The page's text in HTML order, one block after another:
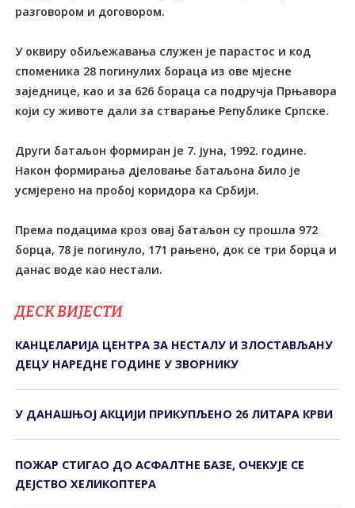
разговором и договором.
У оквиру обиљежавања служен је парастос и код
споменика 28 погинулих бораца из ове мјесне
заједнице, као и за 626 бораца са подручја Прњавора
који су животе дали за стварање Републике Српске.
Други батаљон формиран је 7. јуна, 1992. године.
Након формирања дјеловање батаљона било је
усмјерено на пробој коридора ка Србији.
Према подацима кроз овај батаљон су прошла 972
борца, 78 је погинуло, 171 рањено, док се три борца и
данас воде као нестали.
ДЕСК ВИЈЕСТИ
КАНЦЕЛАРИЈА ЦЕНТРА ЗА НЕСТАЛУ И ЗЛОСТАВЉАНУ
ДЕЦУ НАРЕДНЕ ГОДИНЕ У ЗВОРНИКУ
У ДАНАШЊОЈ АКЦИЈИ ПРИКУПЉЕНО 26 ЛИТАРА КРВИ
ПОЖАР СТИГАО ДО АСФАЛТНЕ БАЗЕ, ОЧЕКУЈЕ СЕ
ДЕЈСТВО ХЕЛИКОПТЕРА